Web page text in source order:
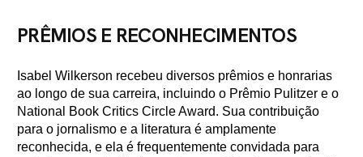
PRÊMIOS E RECONHECIMENTOS
Isabel Wilkerson recebeu diversos prêmios e honrarias
ao longo de sua carreira, incluindo o Prêmio Pulitzer e o
National Book Critics Circle Award. Sua contribuição
para o jornalismo e a literatura é amplamente
reconhecida, e ela é frequentemente convidada para